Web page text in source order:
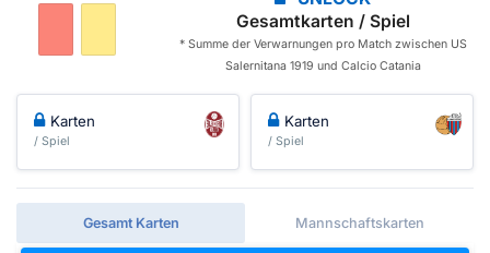
Gesamtkarten / Spiel
* Summe der Verwarnungen pro Match zwischen US
Salernitana 1919 und Calcio Catania
Karten
/ Spiel
Karten
/ Spiel
Gesamt Karten Mannschaftskarten